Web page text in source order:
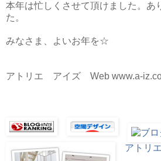
本年は忙しくさせて頂けました。あ
た。
みなさま、よいお年を☆
アトリエ アイズ Web www.a-
アトリ